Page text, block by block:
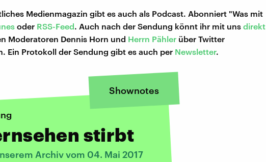
Medienmagazin gibt es auch als Podcast. Abonniert "Was mit
oder RSS-Feed. Auch nach der Sendung könnt ihr mit uns direkt
Moderatoren Dennis Horn und Herrn Pähler über Twitter
Ein Protokoll der Sendung gibt es auch per Newsletter.
Shownotes
stirbt
Archiv vom 04. Mai 2017